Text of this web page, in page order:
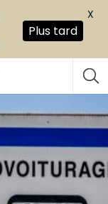
Plus tard
X